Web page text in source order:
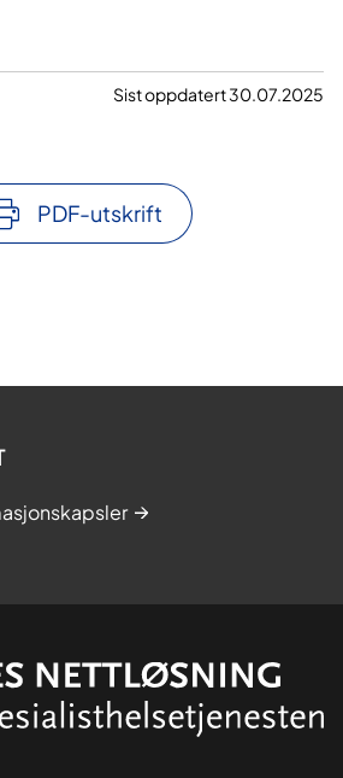
Sist oppdatert 30.07.2025
PDF-utskrift